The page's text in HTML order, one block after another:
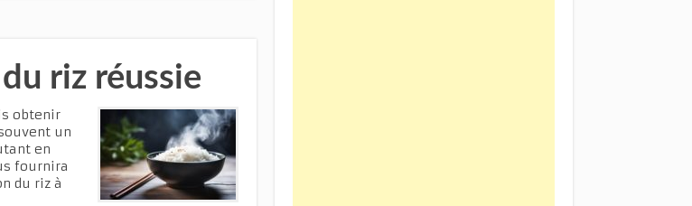
riz réussie
obtenir
un
en
fournira
du riz à